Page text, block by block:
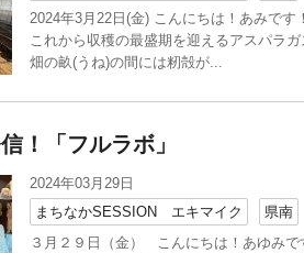
2024年3月22日(金) こんにちは！あみです
これから収穫の最盛期を迎えるアスパラ
畑の畝(うね)の間には籾殻が...
！「フルラボ」
2024年03月29日
まちなかSESSION エキマイク
県南
３月２９日（金） こんにちは！あゆみで